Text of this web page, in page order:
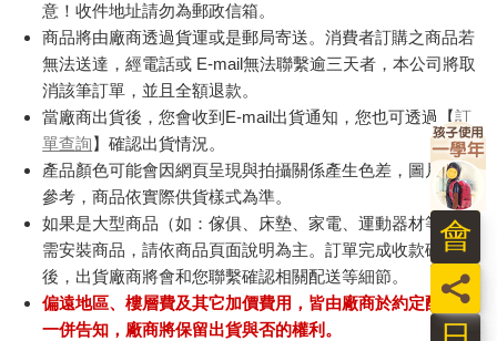
意！收件地址請勿為郵政信箱。
商品將由廠商透過貨運或是郵局寄送。消費者訂購之商品若
無法送達，經電話或 E-mail無法聯繫逾三天者，本公司將取
消該筆訂單，並且全額退款。
當廠商出貨後，您會收到E-mail出貨通知，您也可透過【訂
單查詢】確認出貨情況。
產品顏色可能會因網頁呈現與拍攝關係產生色差，圖片僅供
參考，商品依實際供貨樣式為準。
如果是大型商品（如：傢俱、床墊、家電、運動器材等）及
需安裝商品，請依商品頁面說明為主。訂單完成收款確認
後，出貨廠商將會和您聯繫確認相關配送等細節。
偏遠地區、樓層費及其它加價費用，皆由廠商於約定配送時
一併告知，廠商將保留出貨與否的權利。
員
會